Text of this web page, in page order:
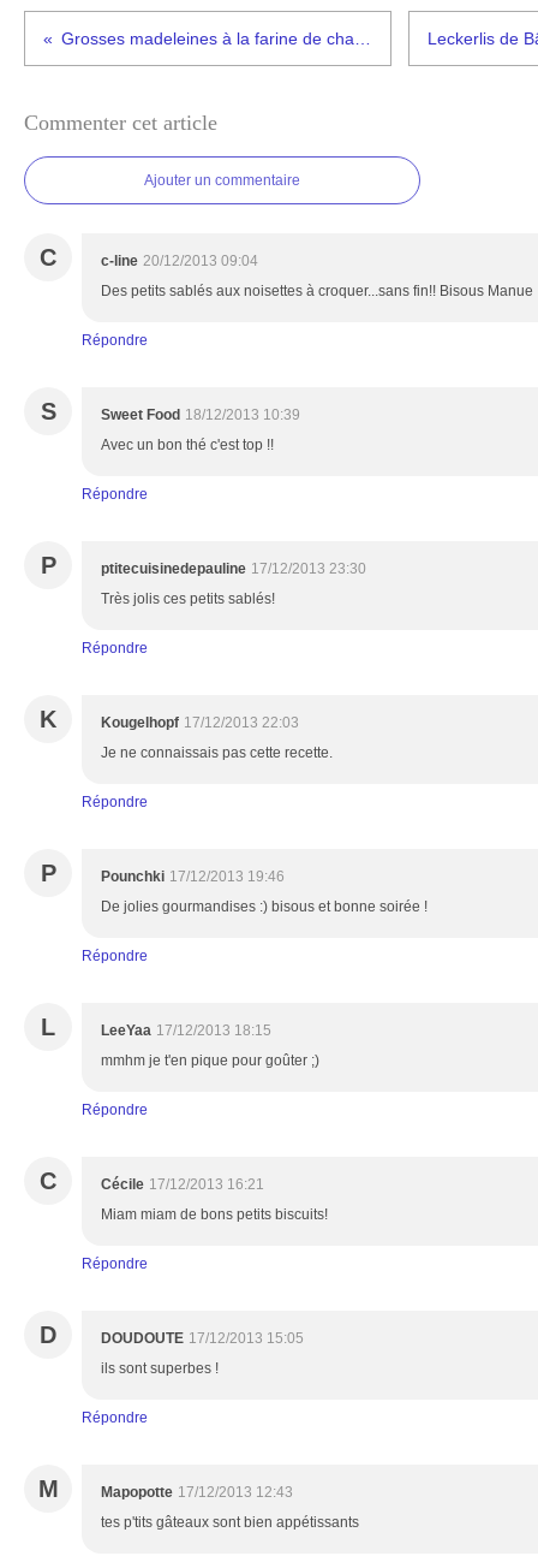
Commenter cet article
Ajouter un commentaire
C c-line 20/12/2013 09:04
Des petits sablés aux noisettes à croquer...sans fin!! Bisous Manue
Répondre
S Sweet Food 18/12/2013 10:39
Avec un bon thé c'est top !!
Répondre
P ptitecuisinedepauline 17/12/2013 23:30
Très jolis ces petits sablés!
Répondre
K Kougelhopf 17/12/2013 22:03
Je ne connaissais pas cette recette.
Répondre
P Pounchki 17/12/2013 19:46
De jolies gourmandises :) bisous et bonne soirée !
Répondre
L LeeYaa 17/12/2013 18:15
mmhm je t'en pique pour goûter ;)
Répondre
C Cécile 17/12/2013 16:21
Miam miam de bons petits biscuits!
Répondre
D DOUDOUTE 17/12/2013 15:05
ils sont superbes !
Répondre
M Mapopotte 17/12/2013 12:43
tes p'tits gâteaux sont bien appétissants